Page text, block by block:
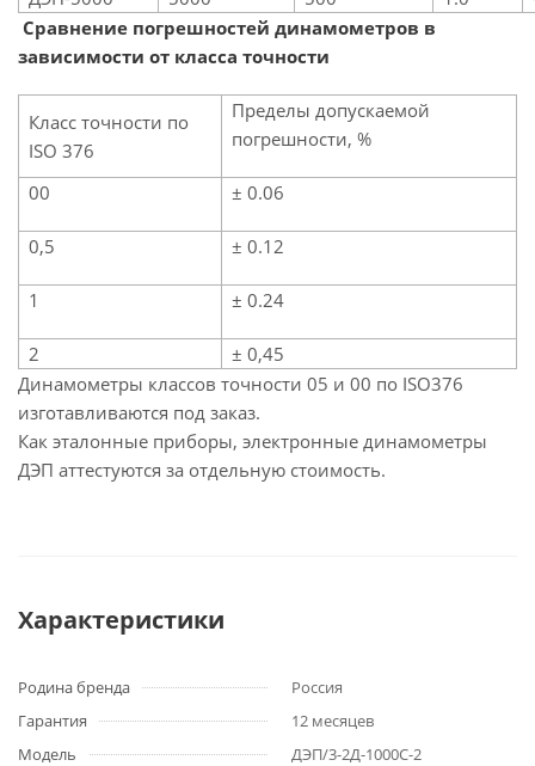
Сравнение погрешностей динамометров в
зависимости от класса точности
Класс точности по
ISO 376
Пределы допускаемой
погрешности, %
00 ± 0.06
0,5 ± 0.12
1 ± 0.24
2
± 0,45
Динамометры классов точности 05 и 00 по ISO376
изготавливаются под заказ.
Как эталонные приборы, электронные динамометры
ДЭП аттестуются за отдельную стоимость.
Характеристики
Родина бренда
Россия
Гарантия
12 месяцев
Модель
ДЭП/3-2Д-1000С-2